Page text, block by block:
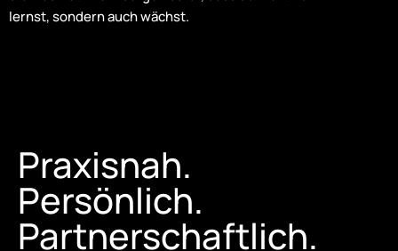
lernst, sondern auch wächst.
Praxisnah.
Persönlich.
Partnerschaftlich.